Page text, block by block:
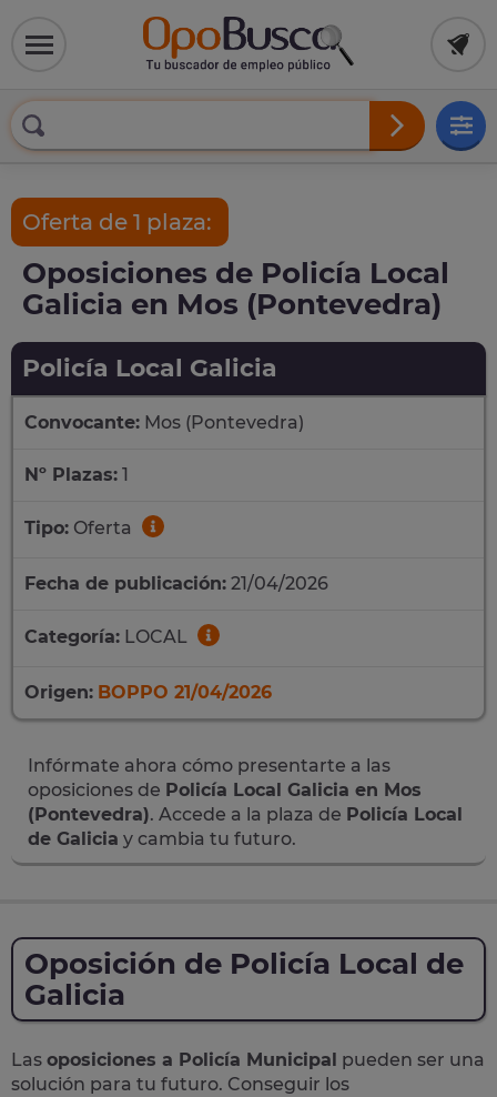
Oferta de 1 plaza:
Oposiciones de Policía Local
Galicia en Mos (Pontevedra)
Policía Local Galicia
Convocante: Mos (Pontevedra)
Nº Plazas: 1
Tipo: Oferta
Fecha de publicación: 21/04/2026
Categoría: LOCAL
Origen: BOPPO 21/04/2026
Infórmate ahora cómo presentarte a las
oposiciones de Policía Local Galicia en Mos
(Pontevedra). Accede a la plaza de Policía Local
de Galicia y cambia tu futuro.
Oposición de Policía Local de
Galicia
Las oposiciones a Policía Municipal pueden ser una
solución para tu futuro. Conseguir los